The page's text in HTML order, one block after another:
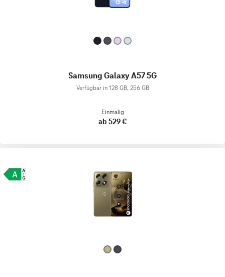
Samsung Galaxy A57 5G
Verfügbar in 128 GB, 256 GB
Einmalig
ab 529 €